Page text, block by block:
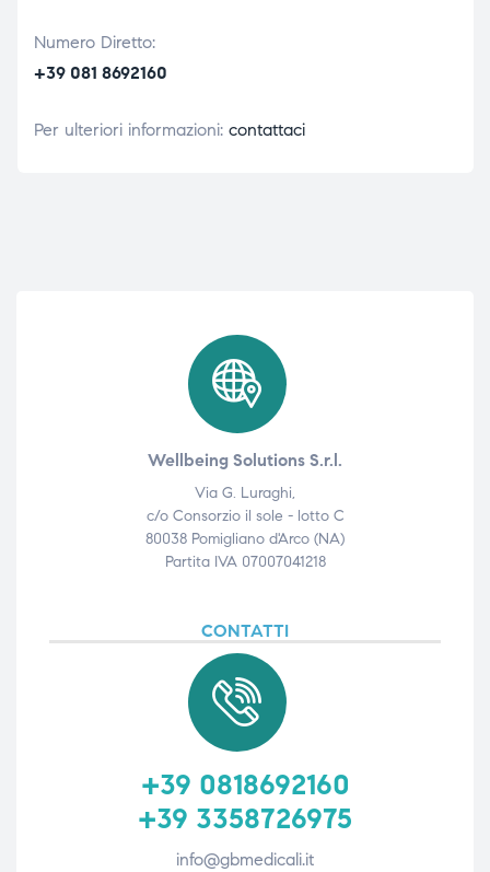
Numero Diretto:
+39 081 8692160
Per ulteriori informazioni: contattaci
Wellbeing Solutions S.r.l.
Via G. Luraghi,
c/o Consorzio il sole - lotto C
80038 Pomigliano d'Arco (NA)
Partita IVA 07007041218
CONTATTI
+39 0818692160
+39 3358726975
info@gbmedicali.it